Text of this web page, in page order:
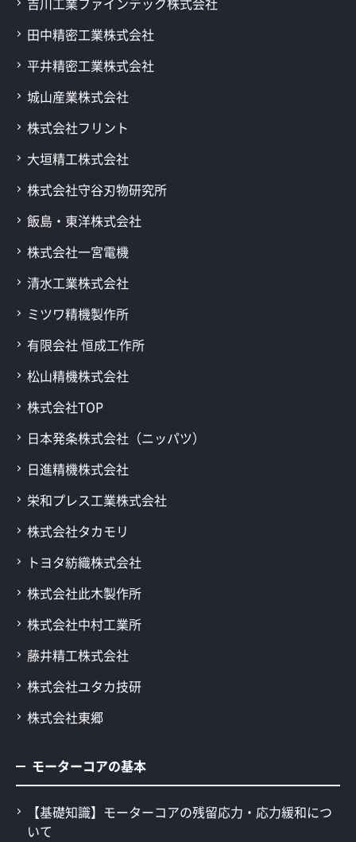
田中精密工業株式会社
平井精密工業株式会社
城山産業株式会社
株式会社フリント
大垣精工株式会社
株式会社守谷刃物研究所
飯島・東洋株式会社
株式会社一宮電機
清水工業株式会社
ミツワ精機製作所
有限会社 恒成工作所
松山精機株式会社
株式会社TOP
日本発条株式会社（ニッパツ）
日進精機株式会社
栄和プレス工業株式会社
株式会社タカモリ
トヨタ紡織株式会社
株式会社此木製作所
株式会社中村工業所
藤井精工株式会社
株式会社ユタカ技研
株式会社東郷
モーターコアの基本
【基礎知識】モーターコアの残留応力・応力緩和につ
いて